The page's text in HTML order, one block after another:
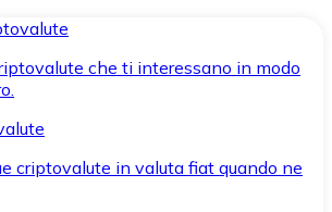
che ti interessano in modo
criptovalute in valuta fiat quando ne